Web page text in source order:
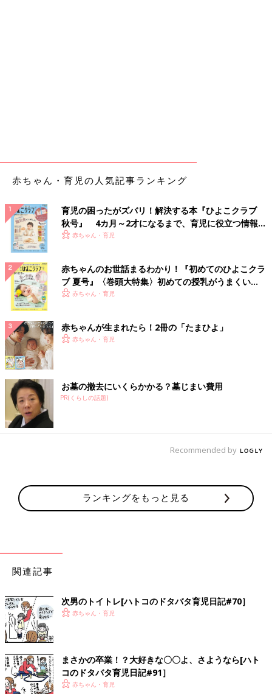
赤ちゃん・育児の人気記事ランキング
育児の困ったがズバリ！解決する本『ひよこクラブ
秋号』 4カ月～2才になるまで、育児に役立つ情報が
いっぱい！
赤ちゃん・育児
赤ちゃんのお世話まるわかり！『初めてのひよこクラ
ブ 夏号』〈巻頭大特集〉初めての授乳がうまくい
く！ おっぱい・ミルクの基本と夏のトラブル 解決テ
赤ちゃん・育児
赤ちゃんが生まれたら！2冊の「たまひよ」
赤ちゃん・育児
お墓の撤去にいくらかかる？墓じまい費用
PR(くらしの話題)
Recommended by
ランキングをもっと見る
関連記事
次男のトイトレ[ハトコのドタバタ育児日記#70］
赤ちゃん・育児
まさかの卒業！？大好きな〇〇よ、さようなら[ハト
コのドタバタ育児日記#91］
赤ちゃん・育児